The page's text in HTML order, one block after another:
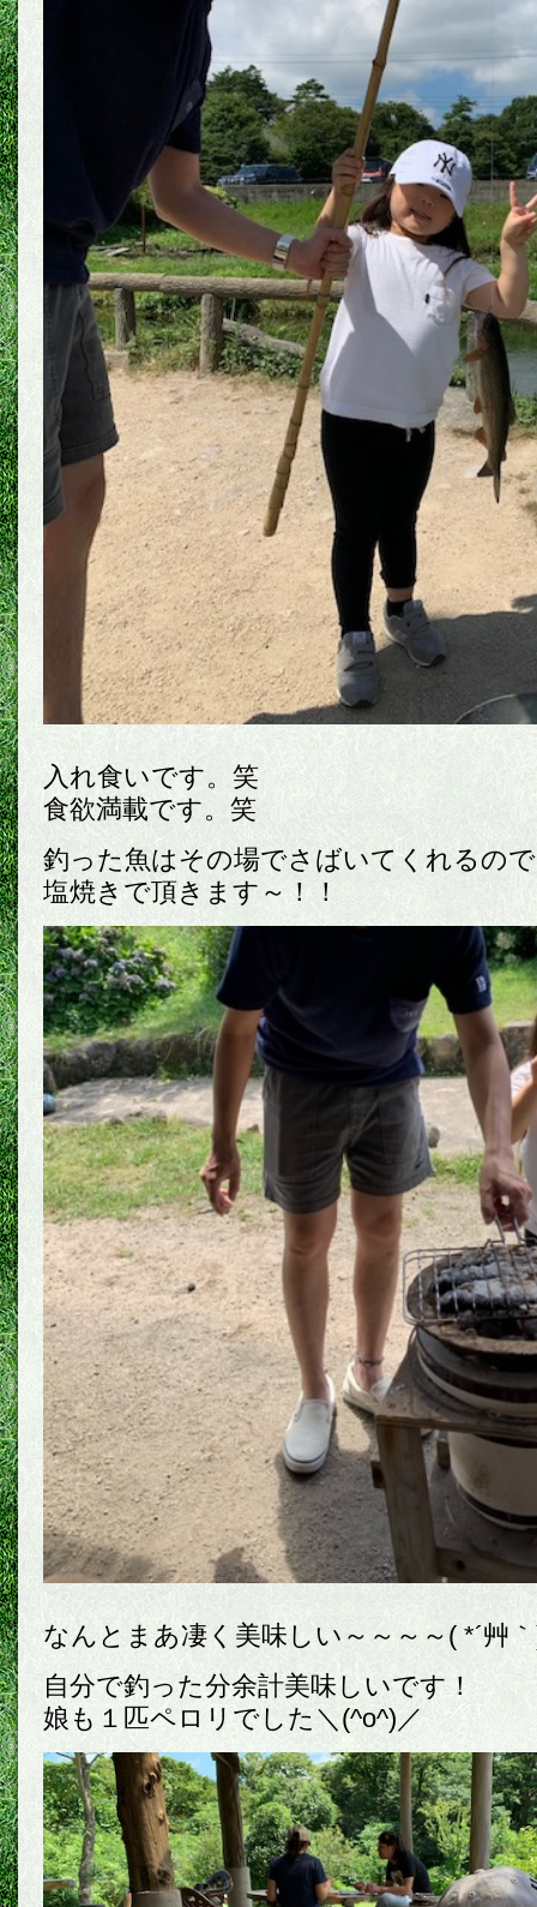
入れ食いです。笑
食欲満載です。笑
釣った魚はその場でさばいてくれるので
塩焼きで頂きます～！！
なんとまあ凄く美味しい～～～～( *´艸
自分で釣った分余計美味しいです！
娘も１匹ペロリでした＼(^o^)／